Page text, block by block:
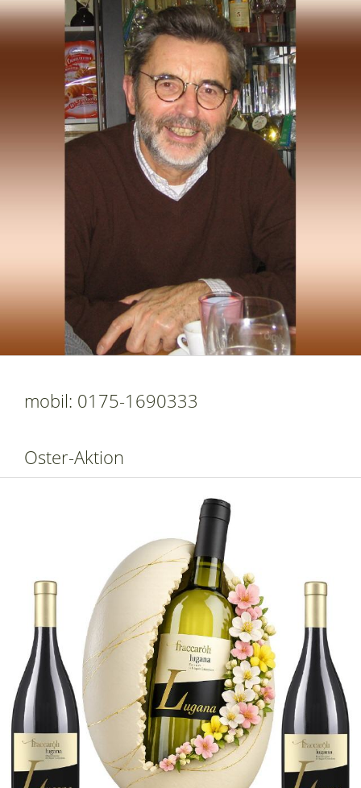
mobil: 0175-1690333
Oster-Aktion